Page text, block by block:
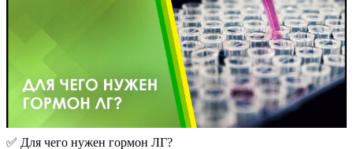
✅ Для чего нужен гормон ЛГ?